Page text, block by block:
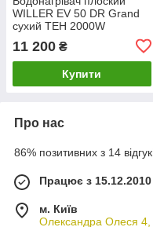
WILLER EV 50 DR Grand
сухий ТЕН 2000W
11 200 ₴
Купити
Про нас
86% позитивних з 14
Працює з 15.12.2010
м. Київ
Олександра Олеся 4,